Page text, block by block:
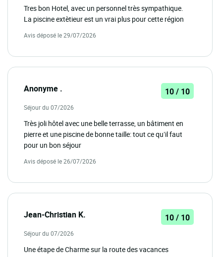
Tres bon Hotel, avec un personnel très sympathique.
La piscine extètieur est un vrai plus pour cette région
Avis déposé le 29/07/2026
Anonyme . 10 / 10
Séjour du 07/2026
Très joli hôtel avec une belle terrasse, un bâtiment en
pierre et une piscine de bonne taille: tout ce qu’il faut
pour un bon séjour
Avis déposé le 26/07/2026
Jean-Christian K. 10 / 10
Séjour du 07/2026
Une étape de Charme sur la route des vacances